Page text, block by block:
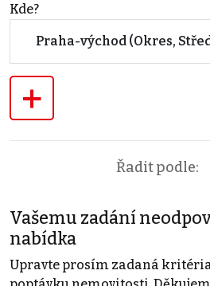
Kde?
Praha-východ (Okres,
+
Řadit podle:
Vašemu zadání
nabídka
Upravte prosím zadaná